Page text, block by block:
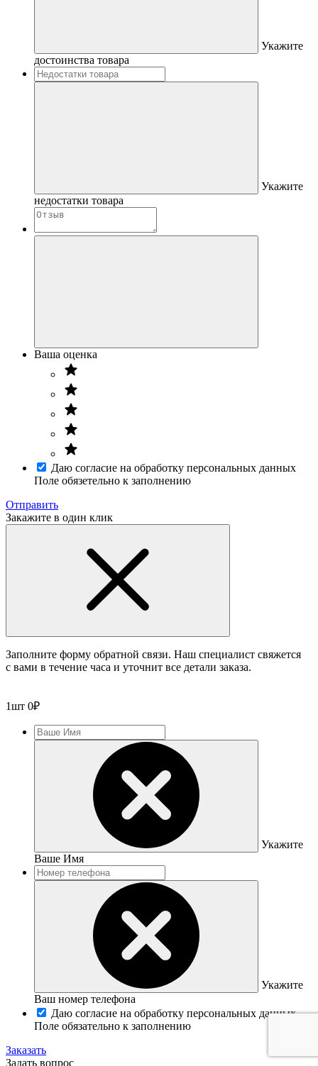
Укажите
достоинства товара
Укажите
недостатки товара
Ваша оценка
Даю согласие на обработку персональных данных
Поле обязетельно к заполнению
Отправить
Закажите в один клик
Заполните форму обратной связи. Наш специалист свяжется
с вами в течение часа и уточнит все детали заказа.
1шт 0₽
Укажите
Ваше Имя
Укажите
Ваш номер телефона
Даю согласие на обработку персональных данных
Поле обязательно к заполнению
Заказать
Задать вопрос